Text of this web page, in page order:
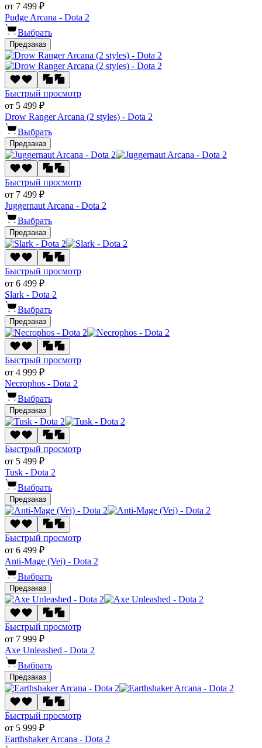
от 7 499 ₽
Pudge Arcana - Dota 2
Выбрать
Предзаказ
Быстрый просмотр
от 5 499 ₽
Drow Ranger Arcana (2 styles) - Dota 2
Выбрать
Предзаказ
Быстрый просмотр
от 7 499 ₽
Juggernaut Arcana - Dota 2
Выбрать
Предзаказ
Быстрый просмотр
от 6 499 ₽
Slark - Dota 2
Выбрать
Предзаказ
Быстрый просмотр
от 4 999 ₽
Necrophos - Dota 2
Выбрать
Предзаказ
Быстрый просмотр
от 5 499 ₽
Tusk - Dota 2
Выбрать
Предзаказ
Быстрый просмотр
от 6 499 ₽
Anti-Mage (Vei) - Dota 2
Выбрать
Предзаказ
Быстрый просмотр
от 7 999 ₽
Axe Unleashed - Dota 2
Выбрать
Предзаказ
Быстрый просмотр
от 5 999 ₽
Earthshaker Arcana - Dota 2